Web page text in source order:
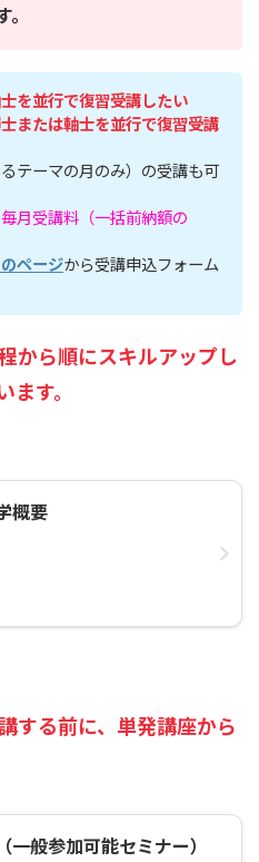
を並行で復習受講したい
または軸士を並行で復習受講
テーマの月のみ）の受講も可
月受講料（一括前納額の
ページから受講申込フォーム
から順にスキルアップし
す。
概要
する前に、単発講座から
一般参加可能セミナー）